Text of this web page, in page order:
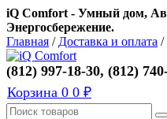
iQ Comfort - Умный дом,
Энергосбережение.
Главная / Доставка и оплата /
(812) 997-18-30, (812)
Корзина 0 0 ₽